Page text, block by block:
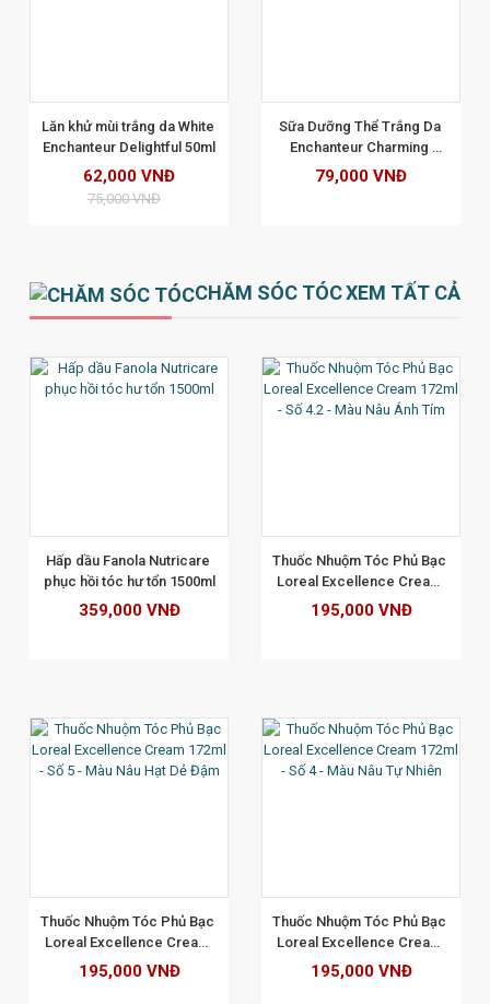
Lăn khử mùi trắng da White
Enchanteur Delightful 50ml
62,000 VNĐ
75,000 VNĐ
Sữa Dưỡng Thể Trắng Da
Enchanteur Charming
200gr
79,000 VNĐ
CHĂM SÓC TÓCXEM TẤT CẢ
Hấp dầu Fanola Nutricare
phục hồi tóc hư tổn 1500ml
359,000 VNĐ
Thuốc Nhuộm Tóc Phủ Bạc
Loreal Excellence Cream
172ml - Số 4.2 - Màu Nâu
Ánh Tím
195,000 VNĐ
Thuốc Nhuộm Tóc Phủ Bạc
Loreal Excellence Cream
172ml - Số 5 - Màu Nâu Hạt
Dẻ Đậm
195,000 VNĐ
Thuốc Nhuộm Tóc Phủ Bạc
Loreal Excellence Cream
172ml - Số 4 - Màu Nâu Tự
Nhiên
195,000 VNĐ